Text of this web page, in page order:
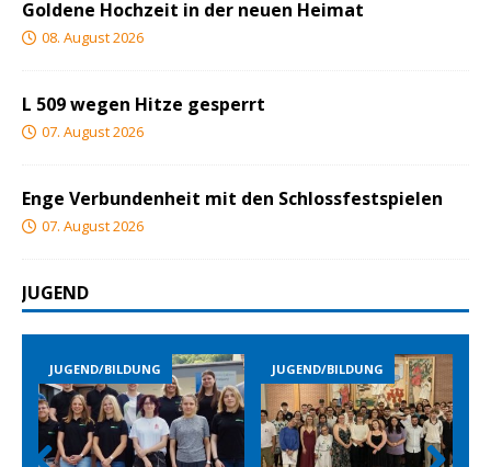
Goldene Hochzeit in der neuen Heimat
08. August 2026
L 509 wegen Hitze gesperrt
07. August 2026
Enge Verbundenheit mit den Schlossfestspielen
07. August 2026
JUGEND
JUGEND/BILDUNG JUGEND/BILDUNG